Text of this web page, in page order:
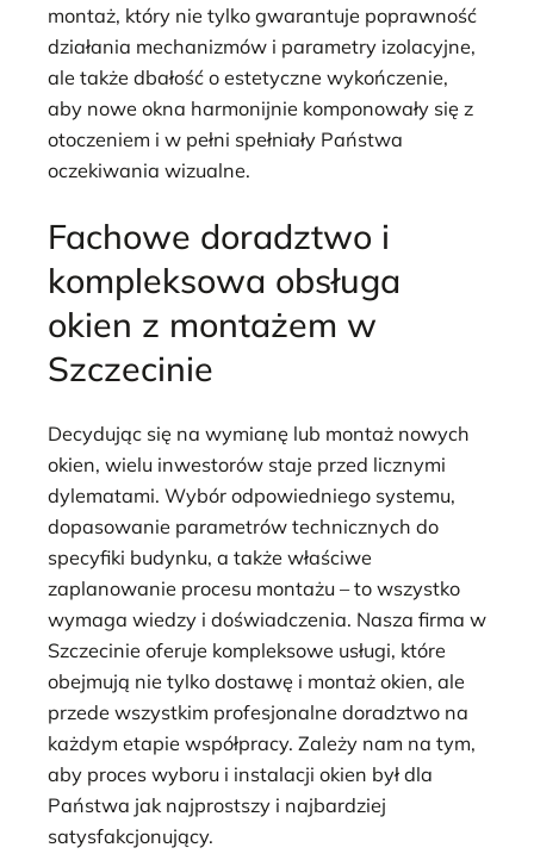
montaż, który nie tylko gwarantuje poprawność
działania mechanizmów i parametry izolacyjne,
ale także dbałość o estetyczne wykończenie,
aby nowe okna harmonijnie komponowały się z
otoczeniem i w pełni spełniały Państwa
oczekiwania wizualne.
Fachowe doradztwo i
kompleksowa obsługa
okien z montażem w
Szczecinie
Decydując się na wymianę lub montaż nowych
okien, wielu inwestorów staje przed licznymi
dylematami. Wybór odpowiedniego systemu,
dopasowanie parametrów technicznych do
specyfiki budynku, a także właściwe
zaplanowanie procesu montażu – to wszystko
wymaga wiedzy i doświadczenia. Nasza firma w
Szczecinie oferuje kompleksowe usługi, które
obejmują nie tylko dostawę i montaż okien, ale
przede wszystkim profesjonalne doradztwo na
każdym etapie współpracy. Zależy nam na tym,
aby proces wyboru i instalacji okien był dla
Państwa jak najprostszy i najbardziej
satysfakcjonujący.